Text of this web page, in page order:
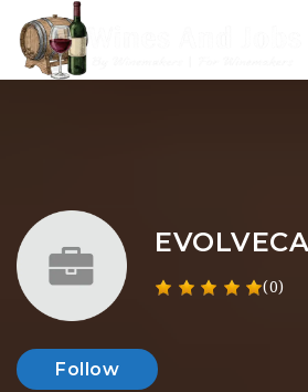
(0)
Follow